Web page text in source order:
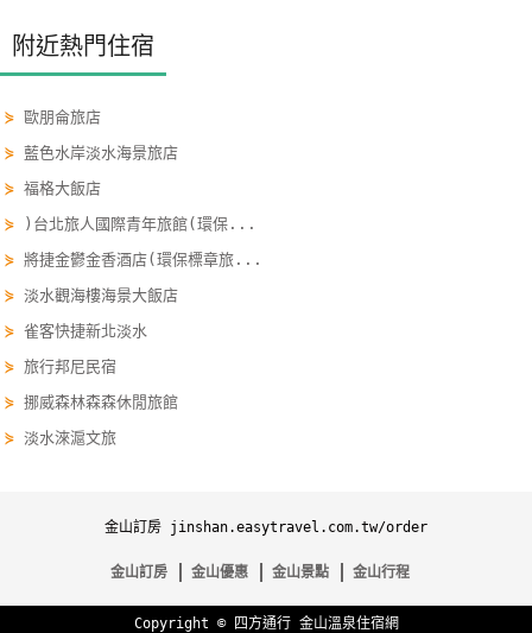
單
管
理
會
員
帳
客
附近熱門住宿
⋟歐朋侖旅店
⋟藍色水岸淡水海景旅店
⋟福格大飯店
⋟
)台北旅人國際青年旅館(環保...
⋟將捷金鬱金香酒店(環保標章旅...
⋟淡水觀海樓海景大飯店
⋟雀客快捷新北淡水
⋟旅行邦尼民宿
⋟挪威森林森森休閒旅館
⋟淡水淶滬文旅
金山訂房 jinshan.easytravel.com.tw/order
金山訂房 金山優惠 金山景點 金山行程
Copyright © 四方通行 金山溫泉住宿網